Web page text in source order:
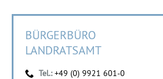
BÜRGERBÜRO
LANDRATSAMT
Tel.:+49 (0) 9921 601-0